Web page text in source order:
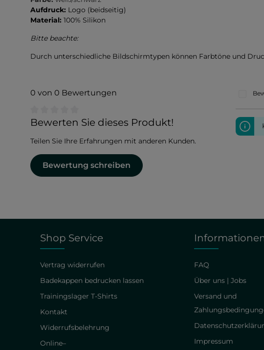
Aufdruck: Logo (beidseitig)
Material: 100% Silikon
Bitte beachte:
Durch unterschiedliche Bildschirmtypen können Farbtöne und
0 von 0 Bewertungen
Durchschnittliche Bewertung von 0 von 5 Sternen
Bewerten Sie dieses Produkt!
Teilen Sie Ihre Erfahrungen mit anderen Kunden.
Bewertung schreiben
Shop Service
Vertrag widerrufen
Badekappen bedrucken lassen
Trainingslager T-Shirts
Kontakt
Widerrufsbelehrung
Online–
FAQ
Über uns | Jobs
Versand und
Impressum